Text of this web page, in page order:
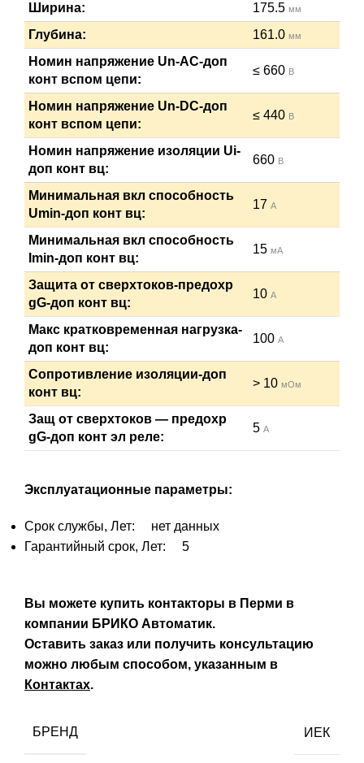
Ширина: 175.5 мм
Глубина: 161.0 мм
Номин напряжение Un-AC-доп
конт вспом цепи:
≤ 660 В
Номин напряжение Un-DC-доп
конт вспом цепи:
≤ 440 В
Номин напряжение изоляции Ui-
доп конт вц:
660 В
Минимальная вкл способность
Umin-доп конт вц:
17 А
Минимальная вкл способность
Imin-доп конт вц:
15 мА
Защита от сверхтоков-предохр
gG-доп конт вц:
10 А
Макс кратковременная нагрузка-
доп конт вц:
100 А
Сопротивление изоляции-доп
конт вц:
> 10 мОм
Защ от сверхтоков — предохр
gG-доп конт эл реле:
5 А
Эксплуатационные параметры:
Срок службы, Лет: нет данных
Гарантийный срок, Лет: 5
Вы можете купить контакторы в Перми в
компании БРИКО Автоматик.
Оставить заказ или получить консультацию
можно любым способом, указанным в
Контактах.
БРЕНД ИЕК